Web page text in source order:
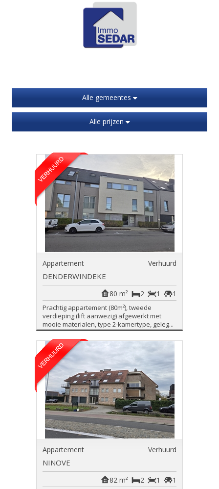
Alle gemeentes
Alle prijzen
Appartement Verhuurd
DENDERWINDEKE
1
1
2
80 m²
Prachtig appartement (80m²), tweede
verdieping (lift aanwezig) afgewerkt met
mooie materialen, type 2-kamertype, geleg...
Appartement Verhuurd
NINOVE
1
1
2
82 m²